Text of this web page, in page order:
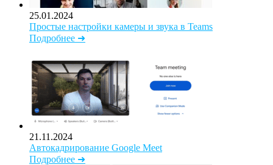
25.01.2024
Простые настройки камеры и звука в Teams
Подробнее ➜
21.11.2024
Автокадрирование Google Meet
Подробнее ➜